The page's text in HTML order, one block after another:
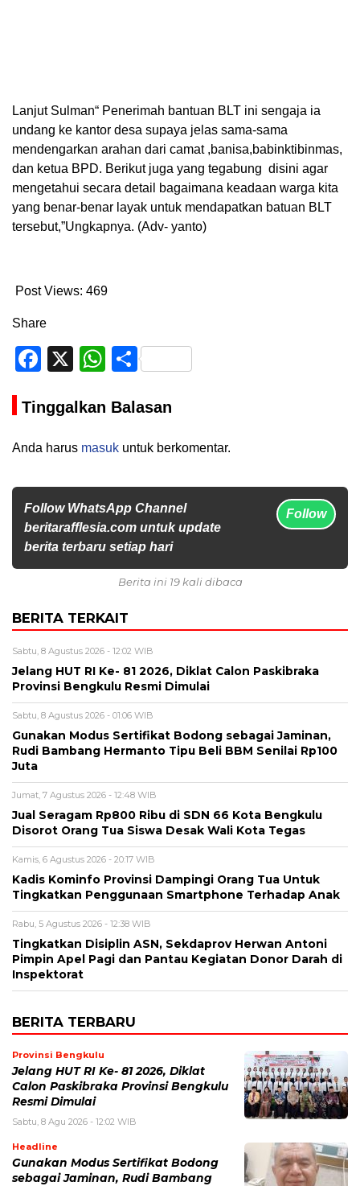
Lanjut Sulman“ Penerimah bantuan BLT ini sengaja ia
undang ke kantor desa supaya jelas sama-sama
mendengarkan arahan dari camat ,banisa,babinktibinmas,
dan ketua BPD. Berikut juga yang tegabung disini agar
mengetahui secara detail bagaimana keadaan warga kita
yang benar-benar layak untuk mendapatkan batuan BLT
tersebut,”Ungkapnya. (Adv- yanto)
Post Views: 469
Share
Facebook
X WhatsApp
Share
Tinggalkan Balasan
Anda harus masuk untuk berkomentar.
Follow WhatsApp Channel
beritarafflesia.com untuk update
berita terbaru setiap hari
Follow
Berita ini 19 kali dibaca
BERITA TERKAIT
Sabtu, 8 Agustus 2026 - 12:02 WIB
Jelang HUT RI Ke- 81 2026, Diklat Calon Paskibraka
Provinsi Bengkulu Resmi Dimulai
Sabtu, 8 Agustus 2026 - 01:06 WIB
Gunakan Modus Sertifikat Bodong sebagai Jaminan,
Rudi Bambang Hermanto Tipu Beli BBM Senilai Rp100
Juta
Jumat, 7 Agustus 2026 - 12:48 WIB
Jual Seragam Rp800 Ribu di SDN 66 Kota Bengkulu
Disorot Orang Tua Siswa Desak Wali Kota Tegas
Kamis, 6 Agustus 2026 - 20:17 WIB
Kadis Kominfo Provinsi Dampingi Orang Tua Untuk
Tingkatkan Penggunaan Smartphone Terhadap Anak
Rabu, 5 Agustus 2026 - 12:38 WIB
Tingkatkan Disiplin ASN, Sekdaprov Herwan Antoni
Pimpin Apel Pagi dan Pantau Kegiatan Donor Darah di
Inspektorat
BERITA TERBARU
Provinsi Bengkulu
Jelang HUT RI Ke- 81 2026, Diklat
Calon Paskibraka Provinsi Bengkulu
Resmi Dimulai
Sabtu, 8 Agu 2026 - 12:02 WIB
Headline
Gunakan Modus Sertifikat Bodong
sebagai Jaminan, Rudi Bambang